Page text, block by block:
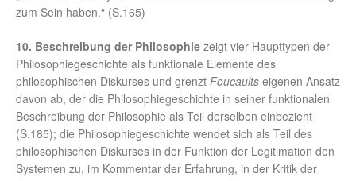
zum Sein haben.“ (S.165)
10. Beschreibung der Philosophie zeigt vier Haupttypen der
Philosophiegeschichte als funktionale Elemente des
philosophischen Diskurses und grenzt Foucaults eigenen Ansatz
davon ab, der die Philosophiegeschichte in seiner funktionalen
Beschreibung der Philosophie als Teil derselben einbezieht
(S.185); die Philosophiegeschichte wendet sich als Teil des
philosophischen Diskurses in der Funktion der Legitimation den
Systemen zu, im Kommentar der Erfahrung, in der Kritik der